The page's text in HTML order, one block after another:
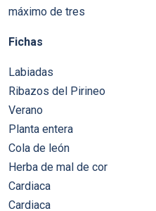
máximo de tres
Fichas
Labiadas
Ribazos del Pirineo
Verano
Planta entera
Cola de león
Herba de mal de cor
Cardiaca
Cardiaca